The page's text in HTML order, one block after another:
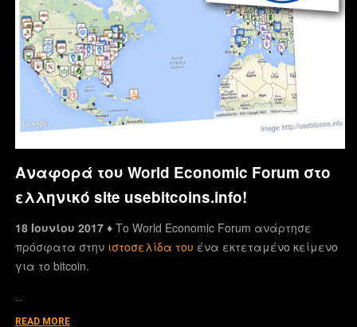
Αναφορά του World Economic Forum στο
ελληνικό site usebitcoins.info!
18 Ιουνίου 2017 ♦Το World Economic Forum ανάρτησε
πρόσφατα στην ιστοσελίδα του ένα εκτεταμένο κείμενο
για το bitcoin.
READ MORE